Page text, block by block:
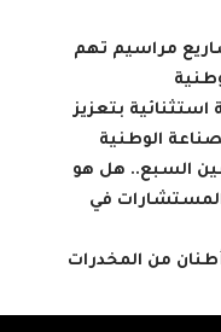
مراسيم تهم
بتعزيز
الوطنية
عين السبع.. هل هو
في
إحباط تهريب أزيد من 10 أطنان من المخدرات